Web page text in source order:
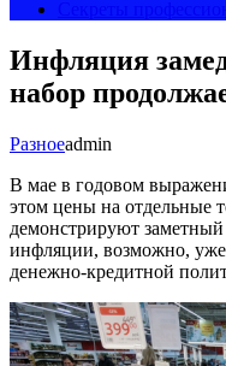
Инфляция
набор
Разноеadmin
В мае в годовом
этом цены на отдельные
демонстрируют
инфляции, возможно, уже
денежно-кредитной